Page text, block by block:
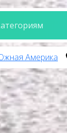
Америка